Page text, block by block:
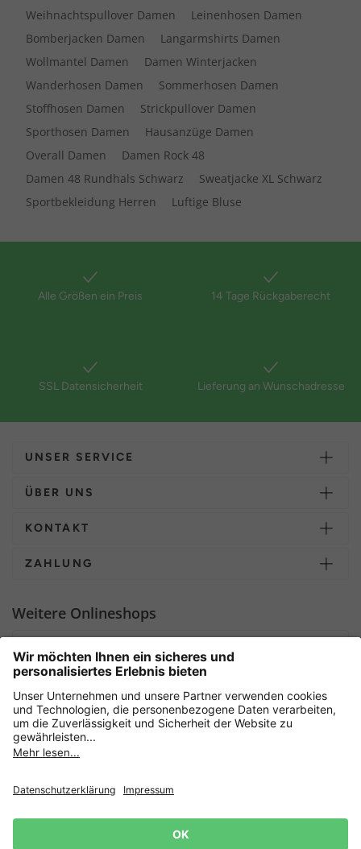
Weihnachtspullover Damen
Leinenhosen Damen
Bomberjacken Damen
Langarmshirts Damen
Wollmantel Damen
Damen Winterjacken
Wanderhosen Damen
Sommerhosen Damen
Stoffhosen Damen
Strickpullover Damen
Sporthosen Damen
Hausanzüge Damen
Overall Damen
Damen Rock 48
Damen 48 Rundhals Schwarz
Sweatjacke XL Schwarz
Sportbekleidung Herren
Luftige Bluse
Alle Größen ein Preis 14 Tage Rückgaberecht
SSL Datensicherheit Lieferung an Wunschadresse
UNSER SERVICE
ÜBER UNS
KONTAKT
ZAHLUNG
Weitere Onlineshops
Sicher einkaufen mit
Widerrufsrecht
Newsletter
Jetzt